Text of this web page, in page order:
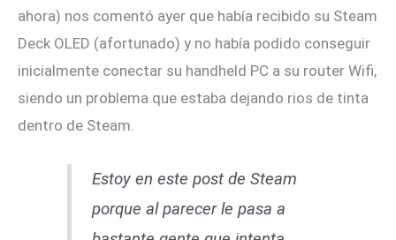
ahora) nos comentó ayer que había recibido su Steam
Deck OLED (afortunado) y no había podido conseguir
inicialmente conectar su handheld PC a su router Wifi,
siendo un problema que estaba dejando rios de tinta
dentro de Steam.
Estoy en este post de Steam
porque al parecer le pasa a